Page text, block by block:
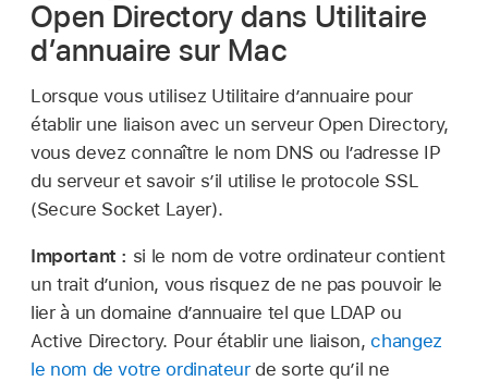
Open Directory dans Utilitaire
d’annuaire sur Mac
Lorsque vous utilisez Utilitaire d’annuaire pour
établir une liaison avec un serveur Open Directory,
vous devez connaître le nom DNS ou l’adresse IP
du serveur et savoir s’il utilise le protocole SSL
(Secure Socket Layer).
Important : si le nom de votre ordinateur contient
un trait d’union, vous risquez de ne pas pouvoir le
lier à un domaine d’annuaire tel que LDAP ou
Active Directory. Pour établir une liaison,changez
le nom de votre ordinateurde sorte qu’il ne